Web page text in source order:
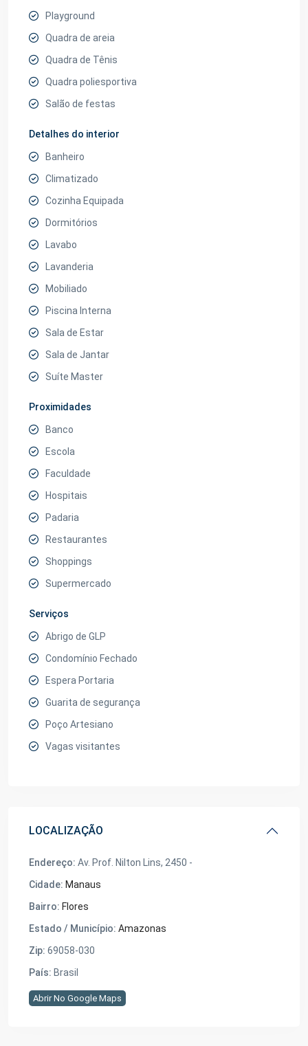
Playground
Quadra de areia
Quadra de Tênis
Quadra poliesportiva
Salão de festas
Detalhes do interior
Banheiro
Climatizado
Cozinha Equipada
Dormitórios
Lavabo
Lavanderia
Mobiliado
Piscina Interna
Sala de Estar
Sala de Jantar
Suíte Master
Proximidades
Banco
Escola
Faculdade
Hospitais
Padaria
Restaurantes
Shoppings
Supermercado
Serviços
Abrigo de GLP
Condomínio Fechado
Espera Portaria
Guarita de segurança
Poço Artesiano
Vagas visitantes
LOCALIZAÇÃO
Endereço: Av. Prof. Nilton Lins, 2450 -
Cidade: Manaus
Bairro: Flores
Estado / Município: Amazonas
Zip: 69058-030
País: Brasil
Abrir No Google Maps